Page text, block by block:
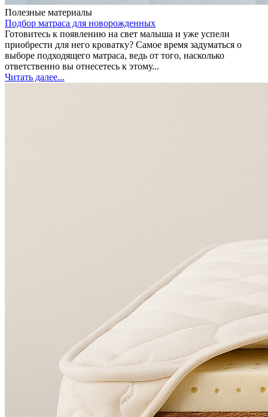
Полезные материалы
Подбор матраса для новорожденных
Готовитесь к появлению на свет малыша и уже успели
приобрести для него кроватку? Самое время задуматься о
выборе подходящего матраса, ведь от того, насколько
ответственно вы отнесетесь к этому...
Читать далее...